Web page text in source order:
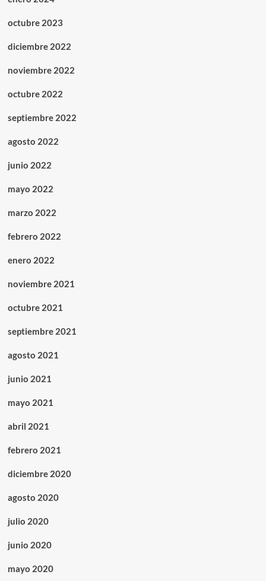
octubre 2023
diciembre 2022
noviembre 2022
octubre 2022
septiembre 2022
agosto 2022
junio 2022
mayo 2022
marzo 2022
febrero 2022
enero 2022
noviembre 2021
octubre 2021
septiembre 2021
agosto 2021
junio 2021
mayo 2021
abril 2021
febrero 2021
diciembre 2020
agosto 2020
julio 2020
junio 2020
mayo 2020